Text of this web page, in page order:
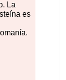
La
es